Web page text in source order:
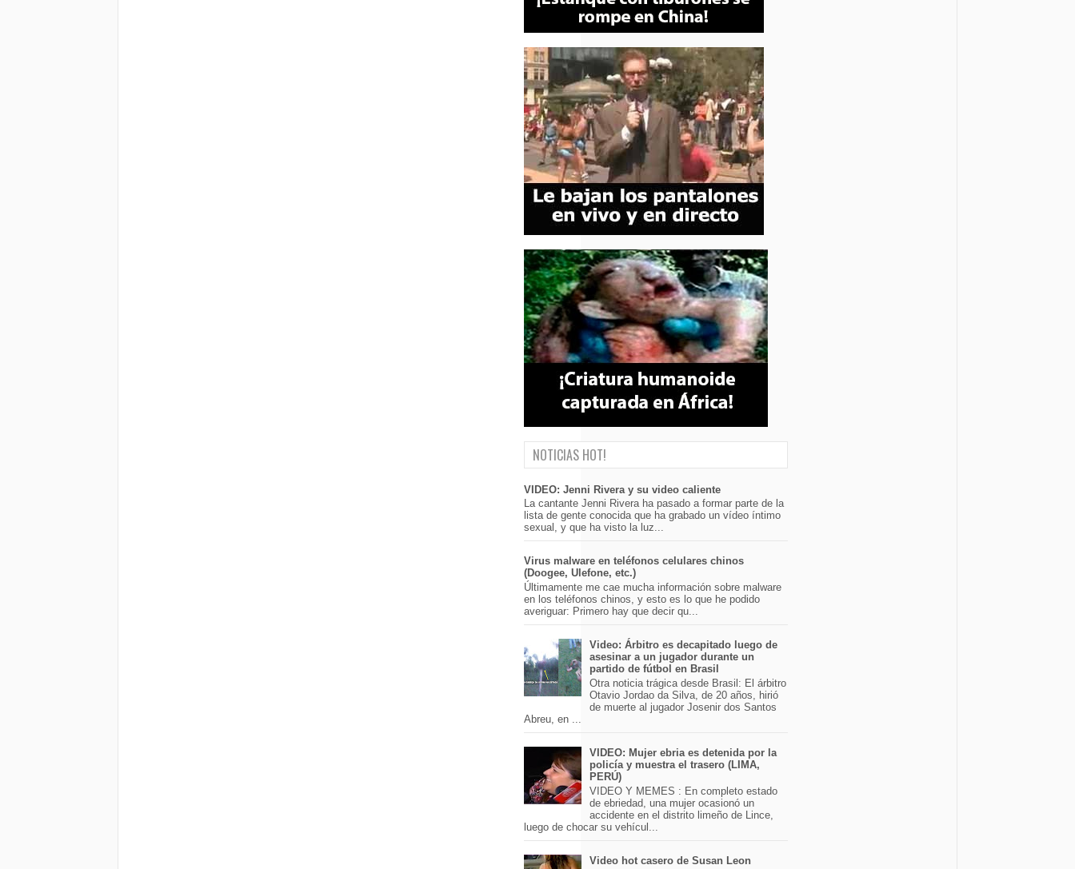
NOTICIAS HOT!
VIDEO: Jenni Rivera y su video caliente
La cantante Jenni Rivera ha pasado a formar parte de la
lista de gente conocida que ha grabado un vídeo íntimo
sexual, y que ha visto la luz...
Virus malware en teléfonos celulares chinos
(Doogee, Ulefone, etc.)
Últimamente me cae mucha información sobre malware
en los teléfonos chinos, y esto es lo que he podido
averiguar: Primero hay que decir qu...
Video: Árbitro es decapitado luego de
asesinar a un jugador durante un
partido de fútbol en Brasil
Otra noticia trágica desde Brasil: El árbitro
Otavio Jordao da Silva, de 20 años, hirió
de muerte al jugador Josenir dos Santos
Abreu, en ...
VIDEO: Mujer ebria es detenida por la
policía y muestra el trasero (LIMA,
PERÚ)
VIDEO Y MEMES : En completo estado
de ebriedad, una mujer ocasionó un
accidente en el distrito limeño de Lince,
luego de chocar su vehícul...
Video hot casero de Susan Leon